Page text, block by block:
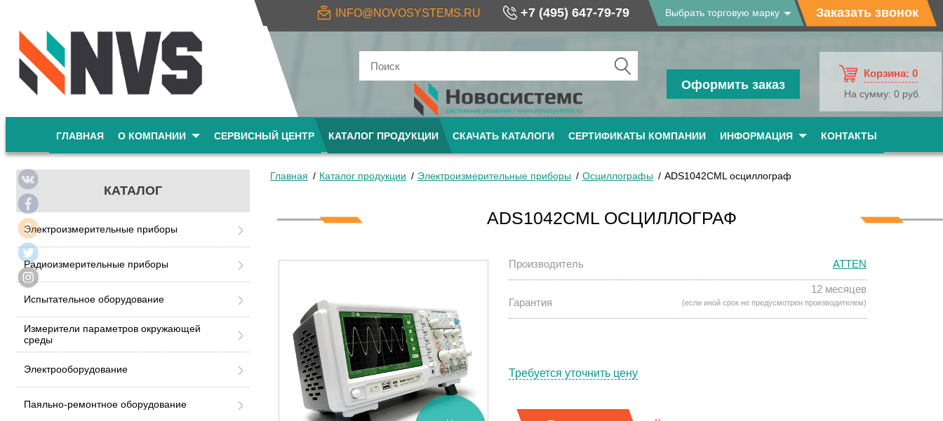
INFO@NOVOSYSTEMS.RU +7 (495) 647-79-79 Выбрать торговую марку Заказать звонок
Оформить заказ
Корзина: 0
На сумму: 0 руб.
ГЛАВНАЯ О КОМПАНИИ СЕРВИСНЫЙ ЦЕНТР КАТАЛОГ ПРОДУКЦИИ СКАЧАТЬ КАТАЛОГИ СЕРТИФИКАТЫ КОМПАНИИ ИНФОРМАЦИЯ КОНТАКТЫ
КАТАЛОГ
Электроизмерительные приборы
Радиоизмерительные приборы
Испытательное оборудование
Измерители параметров окружающей
среды
Электрооборудование
Паяльно-ремонтное оборудование
Главная Каталог продукции Электроизмерительные приборы Осциллографы ADS1042CML осциллограф
ADS1042CML ОСЦИЛЛОГРАФ
Производитель ATTEN
Гарантия
12 месяцев
(если иной срок не предусмотрен производителем)
Требуется уточнить цену